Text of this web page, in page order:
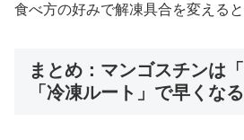
食べ方の好みで解凍具合を変える
まとめ：マンゴスチンは
「冷凍ルート」で早くなる